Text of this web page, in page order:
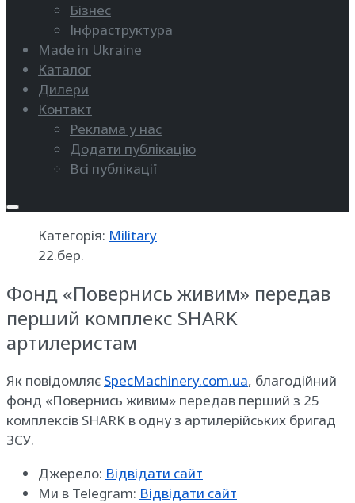
Бізнес
Інфраструктура
Made in Ukraine
Каталог
Дилери
Контакт
Реклама у нас
Додати публікацію
Всі публікації
Категорія: Military
22.бер.
Фонд «Повернись живим» передав
перший комплекс SHARK
артилеристам
Як повідомляє SpecMachinery.com.ua, благодійний
фонд «Повернись живим» передав перший з 25
комплексів SHARK в одну з артилерійських бригад
ЗСУ.
Джерело: Відвідати сайт
Ми в Telegram: Відвідати сайт